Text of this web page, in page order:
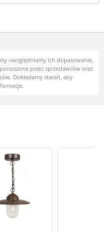
uwzględniamy ich dopasowanie,
przez sprzedawców oraz
Dokładamy starań, aby